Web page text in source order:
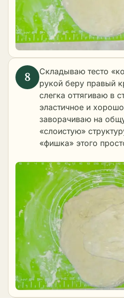
Складываю тесто
рукой беру правый
слегка оттягиваю в
эластичное и
заворачиваю на
«слоистую»
«фишка» этого